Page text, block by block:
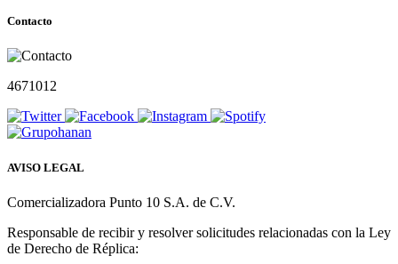
Contacto
4671012
AVISO LEGAL
Comercializadora Punto 10 S.A. de C.V.
Responsable de recibir y resolver solicitudes relacionadas con la Ley
de Derecho de Réplica: